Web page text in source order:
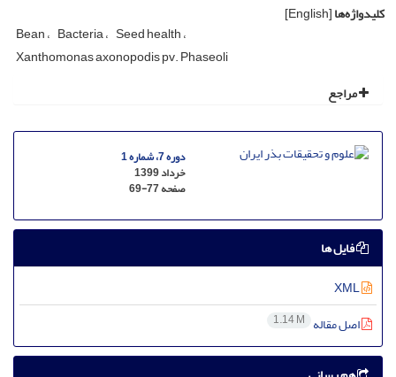
کلیدواژه‌ها[English]
Bean Bacteria Seed health
Xanthomonas axonopodis pv. Phaseoli
مراجع
دوره 7، شماره 1
خرداد 1399
صفحه69-77
فایل ها
اصل مقاله 1.14 M